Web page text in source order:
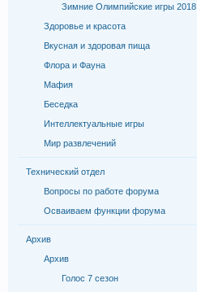
Зимние Олимпийские игры 2018
Здоровье и красота
Вкусная и здоровая пища
Флора и Фауна
Мафия
Беседка
Интеллектуальные игры
Мир развлечений
Технический отдел
Вопросы по работе форума
Осваиваем функции форума
Архив
Архив
Голос 7 сезон